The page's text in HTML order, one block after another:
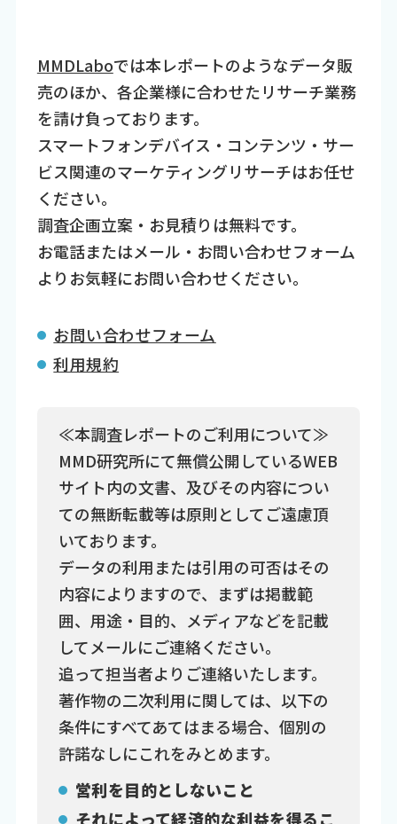
MMDLaboでは本レポートのようなデータ販
売のほか、各企業様に合わせたリサーチ業務
を請け負っております。
スマートフォンデバイス・コンテンツ・サー
ビス関連のマーケティングリサーチはお任せ
ください。
調査企画立案・お見積りは無料です。
お電話またはメール・お問い合わせフォーム
よりお気軽にお問い合わせください。
お問い合わせフォーム
利用規約
≪本調査レポートのご利用について≫
MMD研究所にて無償公開しているWEB
サイト内の文書、及びその内容につい
ての無断転載等は原則としてご遠慮頂
いております。
データの利用または引用の可否はその
内容によりますので、まずは掲載範
囲、用途・目的、メディアなどを記載
してメールにご連絡ください。
追って担当者よりご連絡いたします。
著作物の二次利用に関しては、以下の
条件にすべてあてはまる場合、個別の
許諾なしにこれをみとめます。
営利を目的としないこと
それによって経済的な利益を得るこ